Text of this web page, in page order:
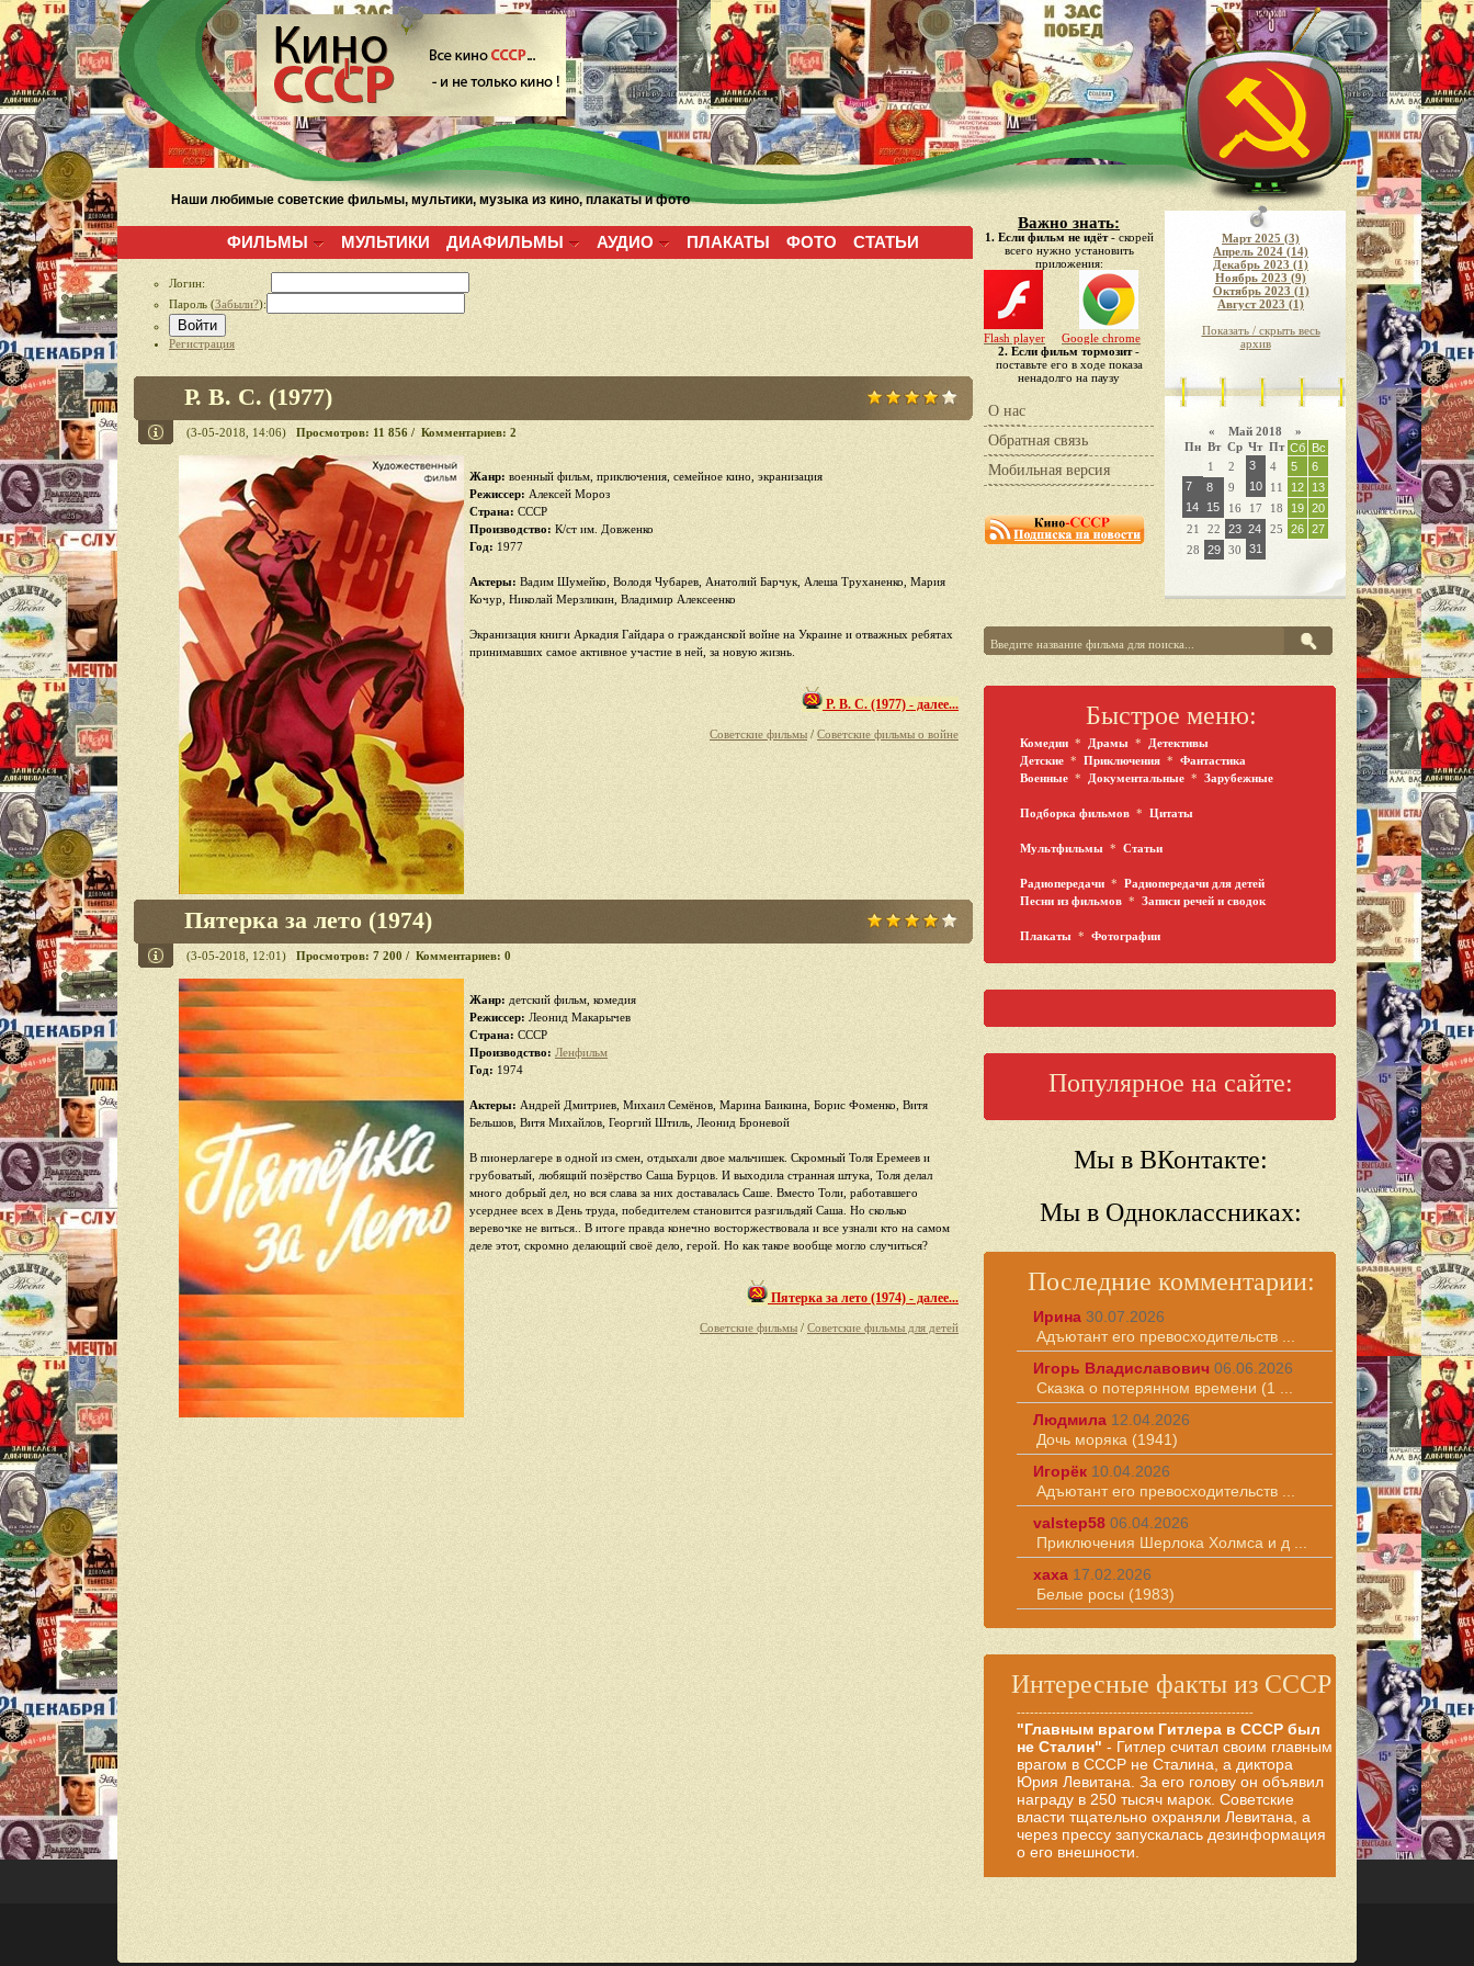
Наши любимые советские фильмы, мультики, музыка из кино, плакаты и фото
ФИЛЬМЫ МУЛЬТИКИ ДИАФИЛЬМЫ АУДИО ПЛАКАТЫ ФОТО СТАТЬИ
Логин:
Пароль (Забыли?):
Войти
Регистрация
Р. В. С. (1977)
(3-05-2018, 14:06) Просмотров: 11 856 / Комментариев: 2
Жанр: военный фильм, приключения, семейное кино, экранизация
Режиссер: Алексей Мороз
Страна: СССР
Производство: К/ст им. Довженко
Год: 1977
Актеры: Вадим Шумейко, Володя Чубарев, Анатолий Барчук, Алеша Труханенко, Мария
Кочур, Николай Мерзликин, Владимир Алексеенко
Экранизация книги Аркадия Гайдара о гражданской войне на Украине и отважных ребятах
принимавших самое активное участие в ней, за новую жизнь.
Р. В. С. (1977) - далее...
Советские фильмы / Советские фильмы о войне
Пятерка за лето (1974)
(3-05-2018, 12:01) Просмотров: 7 200 / Комментариев: 0
Жанр: детский фильм, комедия
Режиссер: Леонид Макарычев
Страна: СССР
Производство: Ленфильм
Год: 1974
Актеры: Андрей Дмитриев, Михаил Семёнов, Марина Баикина, Борис Фоменко, Витя
Бельшов, Витя Михайлов, Георгий Штиль, Леонид Броневой
В пионерлагере в одной из смен, отдыхали двое мальчишек. Скромный Толя Еремеев и
грубоватый, любящий позёрство Саша Бурцов. И выходила странная штука, Толя делал
много добрый дел, но вся слава за них доставалась Саше. Вместо Толи, работавшего
усерднее всех в День труда, победителем становится разгильдяй Саша. Но сколько
веревочке не виться.. В итоге правда конечно восторжествовала и все узнали кто на самом
деле этот, скромно делающий своё дело, герой. Но как такое вообще могло случиться?
Пятерка за лето (1974) - далее...
Советские фильмы / Советские фильмы для детей
Важно знать:
1. Если фильм не идёт- скорей
всего нужно установить
приложения:
Flash player
Google chrome
2. Если фильм тормозит-
поставьте его в ходе показа
ненадолго на паузу
О нас
Обратная связь
Мобильная версия
Март 2025 (3)
Апрель 2024 (14)
Декабрь 2023 (1)
Ноябрь 2023 (9)
Октябрь 2023 (1)
Август 2023 (1)
Показать / скрыть весь
архив
« Май 2018 »
Пн Вт Ср Чт Пт Сб Вс
1
2 3 4 5
6
7
8 9 10 11 12
13
14
15 16 17 18 19 20
21
22 23 24 25 26 27
28
29 30 31
Быстрое меню:
Комедии * Драмы *
Детективы
Детские * Приключения * Фантастика
Военные * Документальные * Зарубежные
Подборка фильмов * Цитаты
Мультфильмы * Статьи
Радиопередачи * Радиопередачи для детей
Песни из фильмов * Записи речей и сводок
Плакаты * Фотографии
Популярное на сайте:
Мы в ВКонтакте:
Мы в Одноклассниках:
Последние комментарии:
Ирина 30.07.2026
Адъютант его превосходительств ...
Игорь Владиславович 06.06.2026
Сказка о потерянном времени (1 ...
Людмила 12.04.2026
Дочь моряка (1941)
Игорёк 10.04.2026
Адъютант его превосходительств ...
valstep58 06.04.2026
Приключения Шерлока Холмса и д ...
хаха 17.02.2026
Белые росы (1983)
Интересные факты из СССР
------------------------------------------------------
"Главным врагом Гитлера в СССР был
не Сталин" - Гитлер считал своим главным
врагом в СССР не Сталина, а диктора
Юрия Левитана. За его голову он объявил
награду в 250 тысяч марок. Советские
власти тщательно охраняли Левитана, а
через прессу запускалась дезинформация
о его внешности.